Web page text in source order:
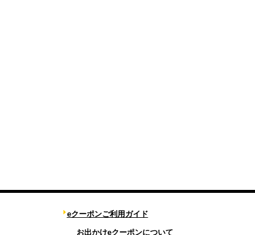
eクーポンご利用ガイド
お出かけeクーポンについて